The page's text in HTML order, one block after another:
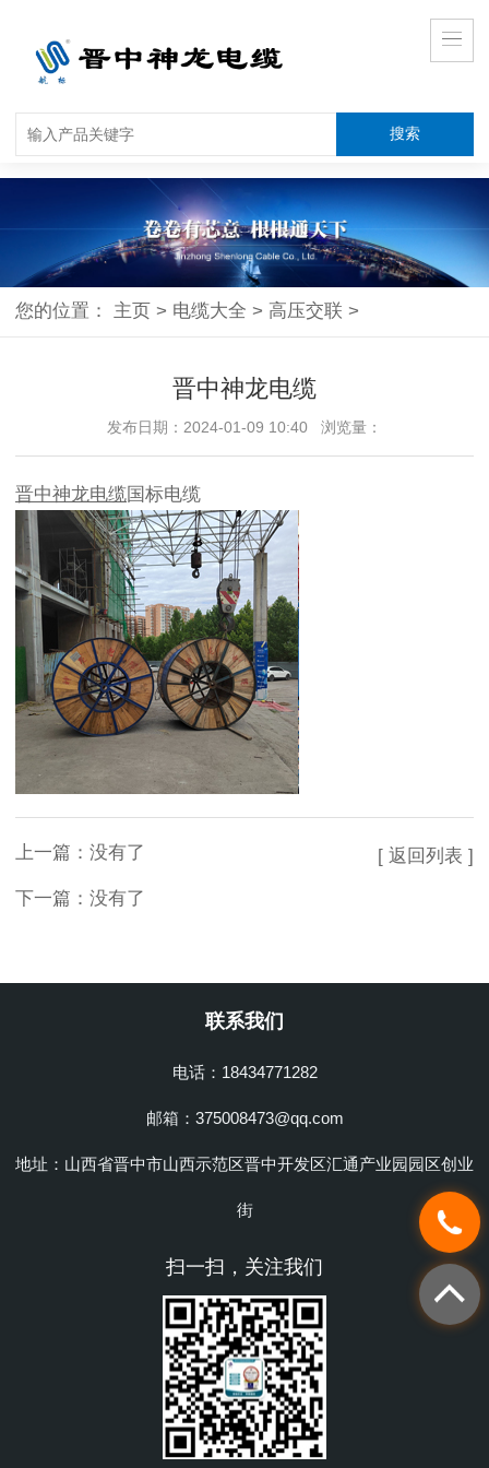
您的位置： 主页 > 电缆大全 > 高压交联 >
晋中神龙电缆
发布日期：2024-01-09 10:40 浏览量：
晋中神龙电缆国标电缆
上一篇：没有了
下一篇：没有了
[ 返回列表 ]
联系我们
电话：18434771282
邮箱：375008473@qq.com
地址：山西省晋中市山西示范区晋中开发区汇通产业园园区创业
街
扫一扫，关注我们